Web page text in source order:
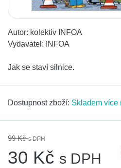
Autor: kolektiv INFOA
Vydavatel:
INFOA
Jak se staví silnice.
Dostupnost zboží: Skladem více
99 Kčs DPH
30 Kč s DPH